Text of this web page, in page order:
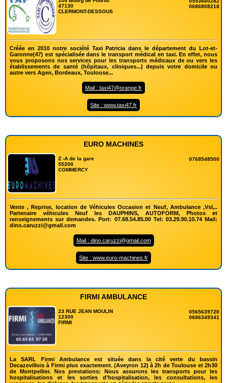
47130
CLERMONT-DESSOUS
0686808218
Créée en 2010 notre société Taxi Patricia dans le département du Lot-et-
Garonne(47) est spécialisée dans le transport médical en taxi. En effet, nous
vous proposons nos services pour les transports médicaux de ou vers les
établissements de santé (hôpitaux, cliniques...) depuis votre domicile ou
autre vers Agen, Bordeaux, Toulouse...
Mail : taxi47@orange.fr
Site : www.taxi47.fr
EURO MACHINES
Z -A de la gare
55200
COMMERCY
0768548500
Vente , Reprise, location de Véhicules Occasion et Neuf, Ambulance ,Vsl,..
Partenaire véhicules Neuf les DAUPHINS, AUTOFORM, Photos et
renseignements sur demandes. Port: 07.68.54.85.00 Tel: 03.29.90.10.74 Mail:
dino.caruzzi@gmail.com
Mail : dino.caruzzi@gmail.com
Site : www.euro-machines.fr
FIRMI AMBULANCE
23 RUE JEAN MOULIN
12300
FIRMI
0565639720
0686349341
La SARL Firmi Ambulance est située dans la cité verte du bassin
Decazevillois à Firmi plus exactement. (Aveyron 12) à 2h de Toulouse et 2h30
de Montpellier. Nos prestations: Nous assurons les transports pour les
hospitalisations et les sorties d’hospitalisation, les consultations, les